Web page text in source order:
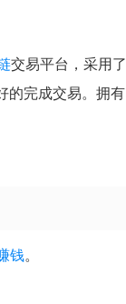
交易平台，采用了
的完成交易。拥有
钱。